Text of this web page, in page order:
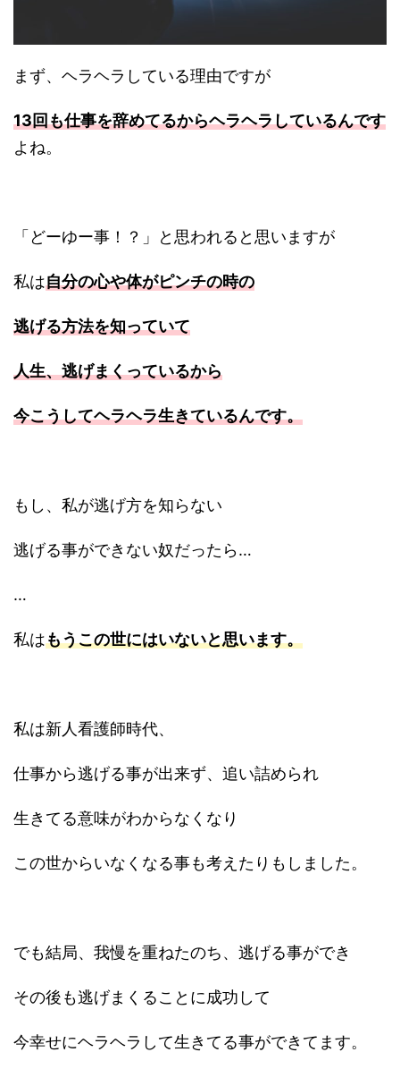
まず、ヘラヘラしている理由ですが
13回も仕事を辞めてるからヘラヘラしているんです
よね。
「どーゆー事！？」と思われると思いますが
私は自分の心や体がピンチの時の
逃げる方法を知っていて
人生、逃げまくっているから
今こうしてヘラヘラ生きているんです。
もし、私が逃げ方を知らない
逃げる事ができない奴だったら…
…
私はもうこの世にはいないと思います。
私は新人看護師時代、
仕事から逃げる事が出来ず、追い詰められ
生きてる意味がわからなくなり
この世からいなくなる事も考えたりもしました。
でも結局、我慢を重ねたのち、逃げる事ができ
その後も逃げまくることに成功して
今幸せにヘラヘラして生きてる事ができてます。